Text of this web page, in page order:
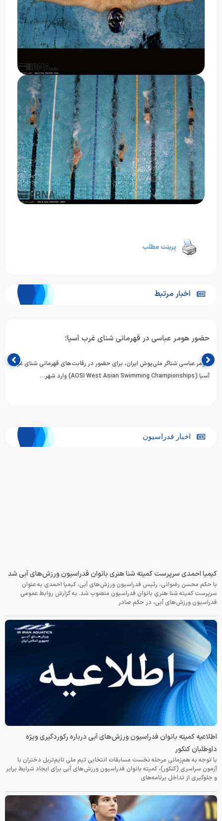
پرینت مطلب
اخبار مرتبط
حضور هومر عباسی در قهرمانی شنای غرب آسیا؛
هومر عباسی شناگر ملی‌پوش ایران، برای حضور در رقابت‌های قهرمانی شنای غرب
آسیا (AOSI West Asian Swimming Championships) وارد شهر…
اخبار فدراسیون
کیمیا احمدی سرپرست کمیته شنا هنری بانوان فدراسیون ورزش‌های آبی شد
با حکم محسن رضوانی، رئیس فدراسیون ورزش‌های آبی، کیمیا احمدی به عنوان
سرپرست کمیته شنا هنری بانوان فدراسیون منصوب شد. به گزارش روابط عمومی
فدراسیون ورزش‌های آبی، در حکم صادر
اطلاعیه کمیته بانوان فدراسیون ورزش‌های آبی درباره رکوردگیری ویژه
داوطلبان کنکور
با توجه به هم‌زمانی مرحله نخست مسابقات انتخابی تیم ملی تایم‌تریل دختران با
آزمون سراسری (کنکور)، کمیته بانوان فدراسیون ورزش‌های آبی برای ایجاد شرایط برابر
و جلوگیری از تداخل برنامه‌های